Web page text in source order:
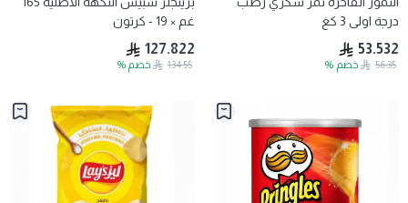
درجة اولى 3 كغ
53.532
56.35 خصم %
غم × 19 - كرتون
127.822
134.55 خصم %